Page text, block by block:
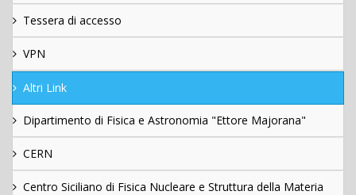
Tessera di accesso
VPN
Altri Link
Dipartimento di Fisica e Astronomia "Ettore Majorana"
CERN
Centro Siciliano di Fisica Nucleare e Struttura della Materia